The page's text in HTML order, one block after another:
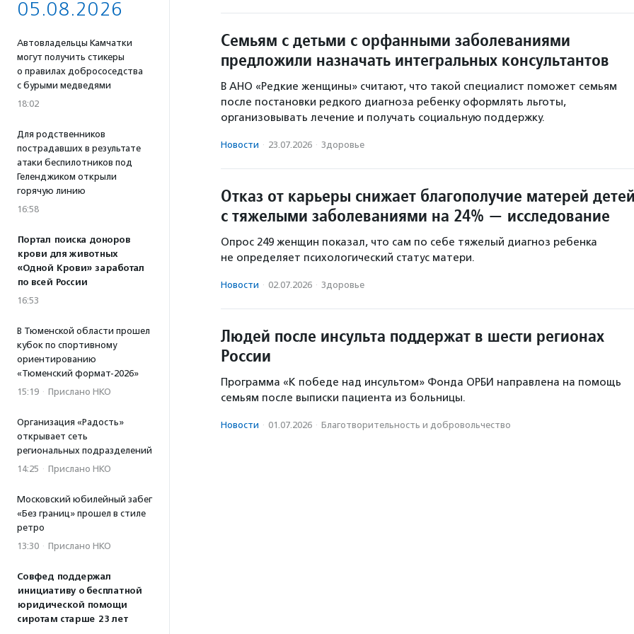
05.08.2026
Автовладельцы Камчатки
могут получить стикеры
о правилах добрососедства
с бурыми медведями
18:02
Для родственников
пострадавших в результате
атаки беспилотников под
Геленджиком открыли
горячую линию
16:58
Портал поиска доноров
крови для животных
«Одной Крови» заработал
по всей России
16:53
В Тюменской области прошел
кубок по спортивному
ориентированию
«Тюменский формат-2026»
15:19 · Прислано НКО
Организация «Радость»
открывает сеть
региональных подразделений
14:25 · Прислано НКО
Московский юбилейный забег
«Без границ» прошел в стиле
ретро
13:30 · Прислано НКО
Совфед поддержал
инициативу о бесплатной
юридической помощи
сиротам старше 23 лет
Семьям с детьми с орфанными заболеваниями
предложили назначать интегральных консультантов
В АНО «Редкие женщины» считают, что такой специалист поможет семьям
после постановки редкого диагноза ребенку оформлять льготы,
организовывать лечение и получать социальную поддержку.
Новости · 23.07.2026 · Здоровье
Отказ от карьеры снижает благополучие матерей
с тяжелыми заболеваниями на 24% — исследование
Опрос 249 женщин показал, что сам по себе тяжелый диагноз ребенка
не определяет психологический статус матери.
Новости · 02.07.2026 · Здоровье
Людей после инсульта поддержат в шести регионах
России
Программа «К победе над инсультом» Фонда ОРБИ направлена на помощь
семьям после выписки пациента из больницы.
Новости · 01.07.2026 · Благотвори­тель­ность и доброволь­чест­во